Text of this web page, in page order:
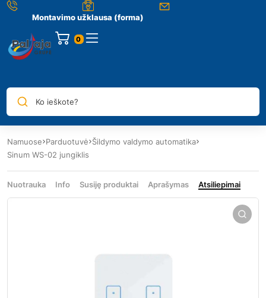
Montavimo užklausa (forma)
0
Ko ieškote?
Namuose Parduotuvė Šildymo valdymo automatika
Sinum WS-02 jungiklis
Nuotrauka Info Susiję produktai Aprašymas Atsiliepimai